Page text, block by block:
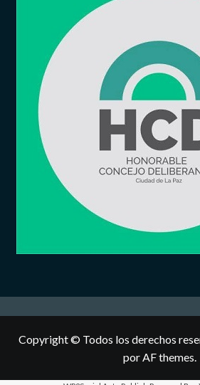
Copyright © Todos los derechos
por AF themes.